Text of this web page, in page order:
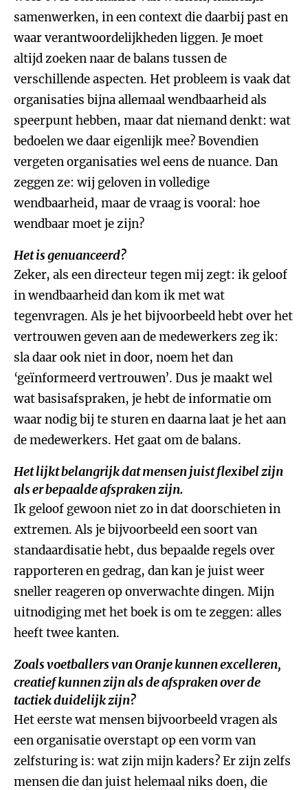
samenwerken, in een context die daarbij past en
waar verantwoordelijkheden liggen. Je moet
altijd zoeken naar de balans tussen de
verschillende aspecten. Het probleem is vaak dat
organisaties bijna allemaal wendbaarheid als
speerpunt hebben, maar dat niemand denkt: wat
bedoelen we daar eigenlijk mee? Bovendien
vergeten organisaties wel eens de nuance. Dan
zeggen ze: wij geloven in volledige
wendbaarheid, maar de vraag is vooral: hoe
wendbaar moet je zijn?
Het is genuanceerd?
Zeker, als een directeur tegen mij zegt: ik geloof
in wendbaarheid dan kom ik met wat
tegenvragen. Als je het bijvoorbeeld hebt over het
vertrouwen geven aan de medewerkers zeg ik:
sla daar ook niet in door, noem het dan
‘geïnformeerd vertrouwen’. Dus je maakt wel
wat basisafspraken, je hebt de informatie om
waar nodig bij te sturen en daarna laat je het aan
de medewerkers. Het gaat om de balans.
Het lijkt belangrijk dat mensen juist flexibel zijn
als er bepaalde afspraken zijn.
Ik geloof gewoon niet zo in dat doorschieten in
extremen. Als je bijvoorbeeld een soort van
standaardisatie hebt, dus bepaalde regels over
rapporteren en gedrag, dan kan je juist weer
sneller reageren op onverwachte dingen. Mijn
uitnodiging met het boek is om te zeggen: alles
heeft twee kanten.
Zoals voetballers van Oranje kunnen excelleren,
creatief kunnen zijn als de afspraken over de
tactiek duidelijk zijn?
Het eerste wat mensen bijvoorbeeld vragen als
een organisatie overstapt op een vorm van
zelfsturing is: wat zijn mijn kaders? Er zijn zelfs
mensen die dan juist helemaal niks doen, die